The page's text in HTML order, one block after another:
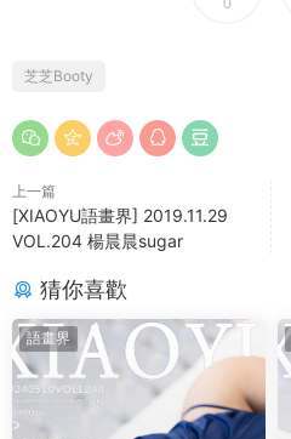
0
芝芝Booty
上一篇
[XIAOYU語畫界] 2019.11.29
VOL.204 楊晨晨sugar
猜你喜歡
語畫界